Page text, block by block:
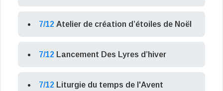
7/12 Atelier de création d’étoiles de Noël
7/12 Lancement Des Lyres d’hiver
7/12 Liturgie du temps de l'Avent